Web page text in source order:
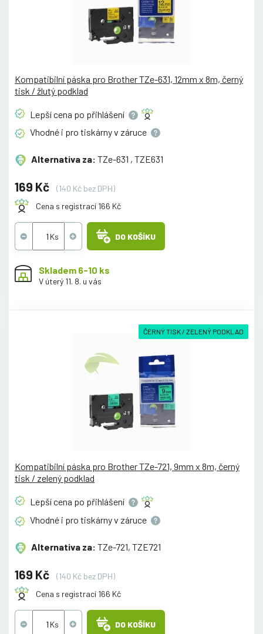
Kompatibilní páska pro Brother TZe-631, 12mm x 8m, černý
tisk / žlutý podklad
Lepší cena po přihlášení
Vhodné i pro tiskárny v záruce
Alternativa za: TZe-631 , TZE631
169 Kč
(140 Kč bez DPH)
Cena s registrací 166 Kč
DO KOŠÍKU
Skladem 6-10 ks
V úterý 11. 8. u vás
ČERNÝ TISK / ZELENÝ PODKLAD
Kompatibilní páska pro Brother TZe-721, 9mm x 8m, černý
tisk / zelený podklad
Lepší cena po přihlášení
Vhodné i pro tiskárny v záruce
Alternativa za: TZe-721, TZE721
169 Kč
(140 Kč bez DPH)
Cena s registrací 166 Kč
DO KOŠÍKU